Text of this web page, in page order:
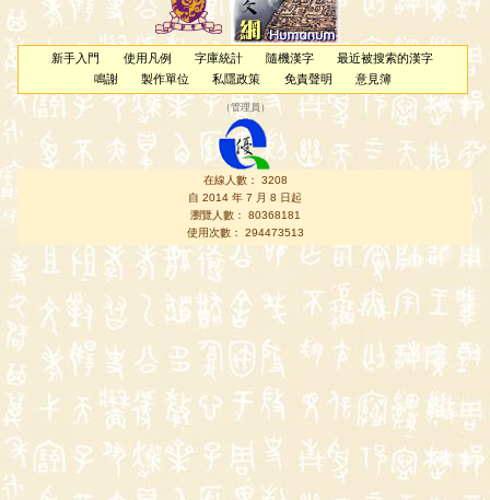
新手入門 使用凡例 字庫統計 隨機漢字
最近被搜索的漢字
鳴謝
製作單位 私隱政策 免責聲明 意見簿
（管理員 ）
在線人數： 3208
自 2014 年 7 月 8 日起
瀏覽人數： 80368181
使用次數： 294473513